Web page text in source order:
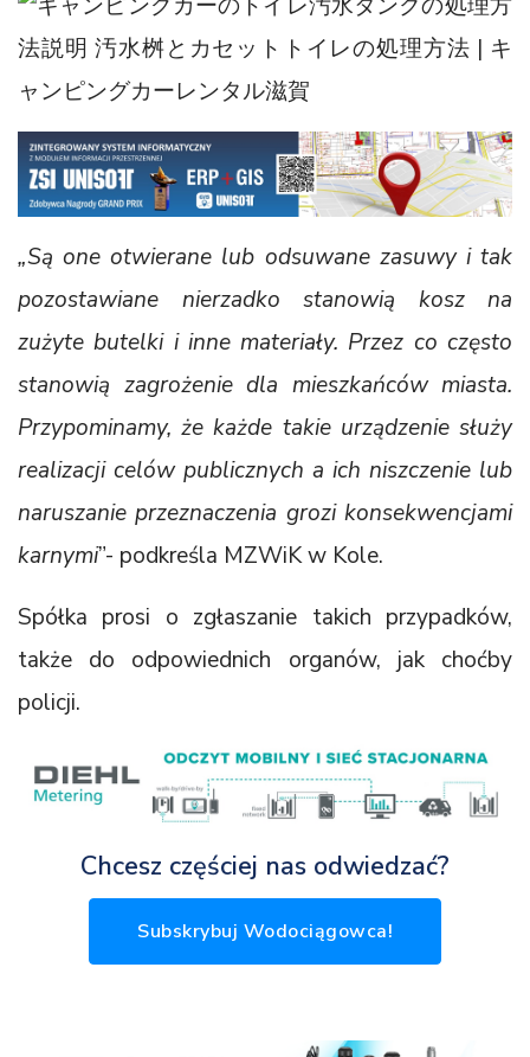
„Są one otwierane lub odsuwane zasuwy i tak
pozostawiane nierzadko stanowią kosz na
zużyte butelki i inne materiały. Przez co często
stanowią zagrożenie dla mieszkańców miasta.
Przypominamy, że każde takie urządzenie służy
realizacji celów publicznych a ich niszczenie lub
naruszanie przeznaczenia grozi konsekwencjami
karnymi”- podkreśla MZWiK w Kole.
Spółka prosi o zgłaszanie takich przypadków,
także do odpowiednich organów, jak choćby
policji.
Chcesz częściej nas odwiedzać?
Subskrybuj Wodociągowca!